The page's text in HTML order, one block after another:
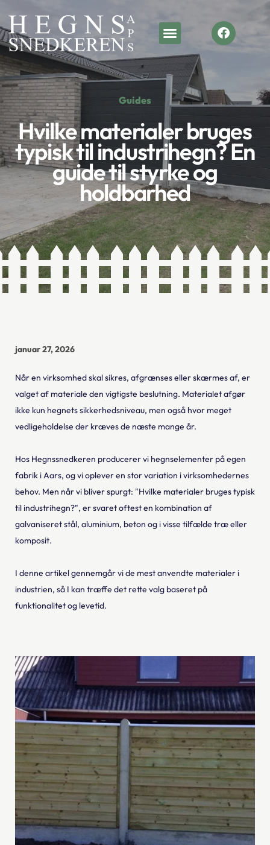
Guides
Hvilke materialer bruges
typisk til industrihegn? En
guide til styrke og
holdbarhed
januar 27, 2026
Når en virksomhed skal sikres, afgrænses eller skærmes af, er
valget af materiale den vigtigste beslutning. Materialet afgør
ikke kun hegnets sikkerhedsniveau, men også hvor meget
vedligeholdelse der kræves de næste mange år.
Hos Hegnssnedkeren producerer vi hegnselementer på egen
fabrik i Aars, og vi oplever en stor variation i virksomhedernes
behov. Men når vi bliver spurgt: "Hvilke materialer bruges typisk
til industrihegn?", er svaret oftest en kombination af
galvaniseret stål, aluminium, beton og i visse tilfælde træ eller
komposit.
I denne artikel gennemgår vi de mest anvendte materialer i
industrien, så I kan træffe det rette valg baseret på
funktionalitet og levetid.